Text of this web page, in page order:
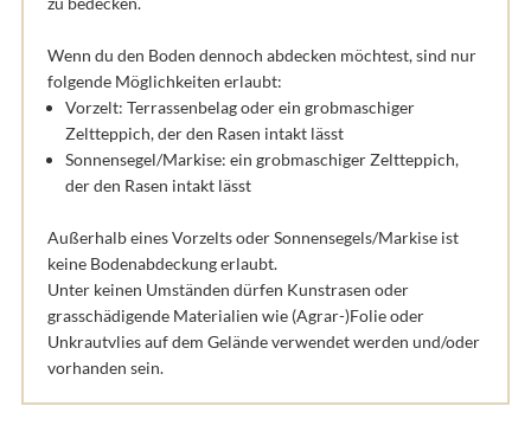
Wenn du den Boden dennoch abdecken möchtest, sind nur
folgende Möglichkeiten erlaubt:
Vorzelt: Terrassenbelag oder ein grobmaschiger
Zeltteppich, der den Rasen intakt lässt
Sonnensegel/Markise: ein grobmaschiger Zeltteppich,
der den Rasen intakt lässt
Außerhalb eines Vorzelts oder Sonnensegels/Markise ist
keine Bodenabdeckung erlaubt.
Unter keinen Umständen dürfen Kunstrasen oder
grasschädigende Materialien wie (Agrar-)Folie oder
Unkrautvlies auf dem Gelände verwendet werden und/oder
vorhanden sein.